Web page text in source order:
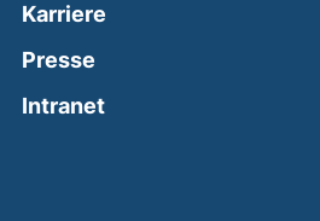
Karriere
Presse
Intranet(external link, opens